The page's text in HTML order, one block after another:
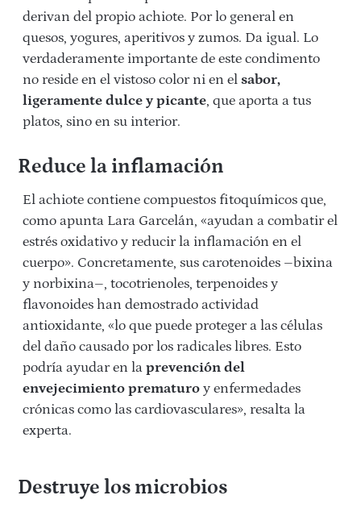
derivan del propio achiote. Por lo general en
quesos, yogures, aperitivos y zumos. Da igual. Lo
verdaderamente importante de este condimento
no reside en el vistoso color ni en el sabor,
ligeramente dulce y picante, que aporta a tus
platos, sino en su interior.
Reduce la inflamación
El achiote contiene compuestos fitoquímicos que,
como apunta Lara Garcelán, «ayudan a combatir el
estrés oxidativo y reducir la inflamación en el
cuerpo». Concretamente, sus carotenoides –bixina
y norbixina–, tocotrienoles, terpenoides y
flavonoides han demostrado actividad
antioxidante, «lo que puede proteger a las células
del daño causado por los radicales libres. Esto
podría ayudar en la prevención del
envejecimiento prematuro y enfermedades
crónicas como las cardiovasculares», resalta la
experta.
Destruye los microbios